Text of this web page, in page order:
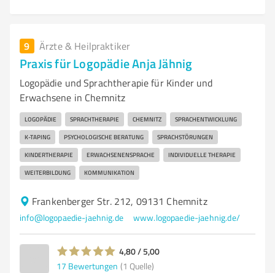
9 Ärzte & Heilpraktiker
Praxis für Logopädie Anja Jähnig
Logopädie und Sprachtherapie für Kinder und
Erwachsene in Chemnitz
LOGOPÄDIE SPRACHTHERAPIE CHEMNITZ SPRACHENTWICKLUNG
K-TAPING PSYCHOLOGISCHE BERATUNG SPRACHSTÖRUNGEN
KINDERTHERAPIE ERWACHSENENSPRACHE INDIVIDUELLE THERAPIE
WEITERBILDUNG KOMMUNIKATION
Frankenberger Str. 212, 09131 Chemnitz
info@logopaedie-jaehnig.de www.logopaedie-jaehnig.de/
4,80 / 5,00
17 Bewertungen (1 Quelle)